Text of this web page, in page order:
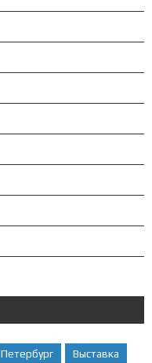
Петербург Выставка